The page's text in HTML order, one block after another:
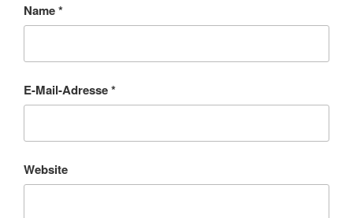
Name*
E-Mail-Adresse*
Website